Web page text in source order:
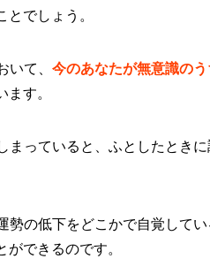
とでしょう。
て、 今のあなたが無意識の
ます。
まっていると、ふとしたとき
勢の低下をどこかで自覚してい
できるのです。